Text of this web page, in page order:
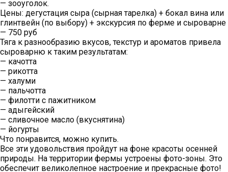
— зооуголок.
Цены: дегустация сыра (сырная тарелка) + бокал вина или
глинтвейн (по выбору) + экскурсия по ферме и сыроварне
— 750 руб
Тяга к разнообразию вкусов, текстур и ароматов привела
сыроварню к таким результатам:
— качотта
— рикотта
— халуми
— пальчотта
— филотти с пажитником
— адыгейский
— сливочное масло (вкуснятина)
— йогурты
Что понравится, можно купить.
Все эти удовольствия пройдут на фоне красоты осенней
природы. На территории фермы устроены фото-зоны. Это
обеспечит великолепное настроение и прекрасные фото!